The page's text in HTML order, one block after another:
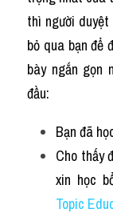
thì người
bỏ qua bạn để
bày ngắn gọn
đầu:
Bạn đã
Cho thấy
xin học
Topic